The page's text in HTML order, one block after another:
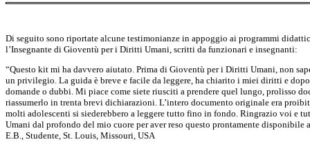
Di seguito sono riportate alcune testimonianze in appoggio ai programmi
l’Insegnante di Gioventù per i Diritti Umani, scritti da funzionari e insegnanti:
“Questo kit mi ha davvero aiutato. Prima di Gioventù per i Diritti Umani, non
un privilegio. La guida è breve e facile da leggere, ha chiarito i miei diritti e
domande o dubbi. Mi piace come siete riusciti a prendere quel lungo, prolisso
riassumerlo in trenta brevi dichiarazioni. L’intero documento originale era
molti adolescenti si siederebbero a leggere tutto fino in fondo. Ringrazio voi e
Umani dal profondo del mio cuore per aver reso questo prontamente disponibile
E.B., Studente, St. Louis, Missouri, USA